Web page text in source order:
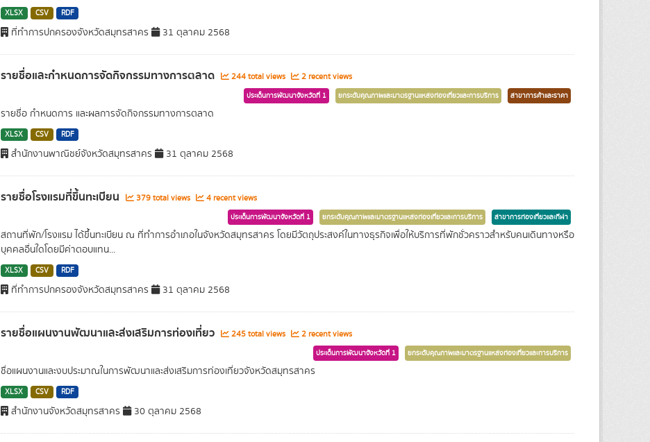
XLSX CSV RDF
ที่ทำการปกครองจังหวัดสมุทรสาคร 31 ตุลาคม 2568
รายชื่อและกำหนดการจัดกิจกรรมทางการตลาด 244 total views 2 recent views
ประเด็นการพัฒนาจังหวัดที่ 1 ยกระดับคุณภาพและมาตรฐานแหล่งท่องเที่ยวและการบริการ สาขาการค้าและราคา
รายชื่อ กำหนดการ และผลการจัดกิจกรรมทางการตลาด
XLSX CSV RDF
สำนักงานพาณิชย์จังหวัดสมุทรสาคร 31 ตุลาคม 2568
รายชื่อโรงแรมที่ขึ้นทะเบียน 379 total views 4 recent views
ประเด็นการพัฒนาจังหวัดที่ 1 ยกระดับคุณภาพและมาตรฐานแหล่งท่องเที่ยวและการบริการ สาขาการท่องเที่ยวและกีฬา
สถานที่พัก/โรงแรม ได้ขึ้นทะเบียน ณ ที่ทำการอำเภอในจังหวัดสมุทรสาคร โดยมีวัตถุประสงค์ในทางธุรกิจเพื่อให้บริการที่พักชั่วคราวสำหรับคนเดินทางหรือ
บุคคลอื่นใดโดยมีค่าตอบแทน...
XLSX CSV RDF
ที่ทำการปกครองจังหวัดสมุทรสาคร 31 ตุลาคม 2568
รายชื่อแผนงานพัฒนาและส่งเสริมการท่องเที่ยว 245 total views 2 recent views
ประเด็นการพัฒนาจังหวัดที่ 1 ยกระดับคุณภาพและมาตรฐานแหล่งท่องเที่ยวและการบริการ
ชื่อแผนงานและงบประมาณในการพัฒนาและส่งเสริมการท่องเที่ยวจังหวัดสมุทรสาคร
XLSX CSV RDF
สำนักงานจังหวัดสมุทรสาคร 30 ตุลาคม 2568